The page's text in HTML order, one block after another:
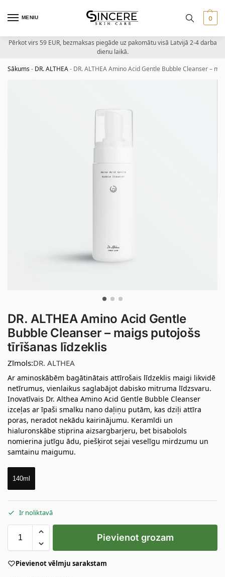
MENIU 0
Pērkot virs 59 EUR, bezmaksas piegāde uz pakomātu visā Latvijā 2-4 darba
dienu laikā.
Sākums- DR. ALTHEA- DR. ALTHEA Amino Acid Gentle Bubble Cleanser –
DR. ALTHEA Amino Acid Gentle
Bubble Cleanser – maigs putojošs
tīrīšanas līdzeklis
Zīmols:DR. ALTHEA
Ar aminoskābēm bagātinātais attīrošais līdzeklis maigi likvidē
netīrumus, vienlaikus saglabājot dabisko mitruma līdzsvaru.
Inovatīvais Dr. Althea Amino Acid Gentle Bubble Cleanser
izceļas ar īpaši smalku nano daļiņu putām, kas dziļi attīra
poras, neradot nekādu kairinājumu. Keramīdi un
hialuronskābe stiprina aizsargbarjeru, bet bisabolols
nomierina jutīgu ādu, piešķirot sejai veselīgu mirdzumu un
samtainu maigumu.
140ml
Ir noliktavā
Pievienot grozam
Pievienot vēlmju sarakstam